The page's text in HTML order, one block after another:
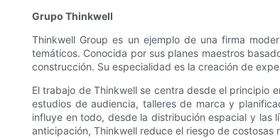
Grupo Thinkwell
Thinkwell Group es un ejemplo de una firma
temáticos. Conocida por sus planes maestros
construcción. Su especialidad es la creación de
El trabajo de Thinkwell se centra desde el principio
estudios de audiencia, talleres de marca y
influye en todo, desde la distribución espacial y las
anticipación, Thinkwell reduce el riesgo de costosas